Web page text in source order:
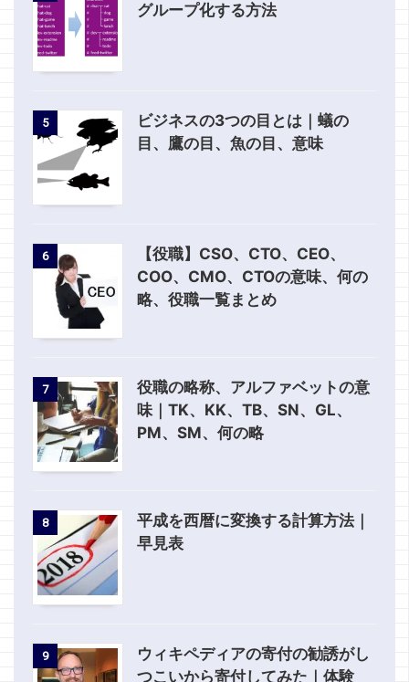
グループ化する方法
5
ビジネスの3つの目とは｜蟻の
目、鷹の目、魚の目、意味
6
【役職】CSO、CTO、CEO、
COO、CMO、CTOの意味、何の
略、役職一覧まとめ
7
役職の略称、アルファベットの意
味｜TK、KK、TB、SN、GL、
PM、SM、何の略
8
平成を西暦に変換する計算方法｜
早見表
9
ウィキペディアの寄付の勧誘がし
つこいから寄付してみた｜体験